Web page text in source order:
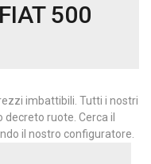
500
imbattibili. Tutti i nostri
ruote. Cerca il
il nostro configuratore.